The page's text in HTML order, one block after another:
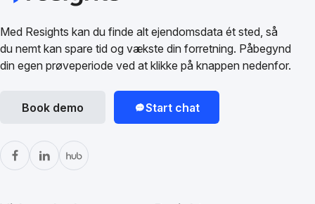
Med Resights kan du finde alt ejendomsdata ét sted, så
du nemt kan spare tid og vækste din forretning. Påbegynd
din egen prøveperiode ved at klikke på knappen nedenfor.
Book demo Start chat